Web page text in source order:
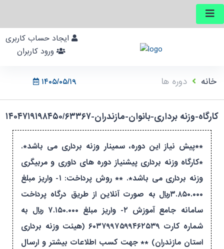
۱۴۰۵/۰۵/۱۹ خانه دوره ها
کارگاه-وزنه برداری-بانوان-مازندران-۱۴۰۴۷۱۹۱۹۸۴۵۰/۶۳۳۶۷
**پیش نیاز این دوره، سمینار وزنه برداری می باشد*.
*کارگاه وزنه برداری پیشنیاز دوره های داوری و مربیگری
وزنه برداری می باشد*. ** روش پرداخت: ۱- واریز مبلغ
۳.۸۵۰.۰۰۰ریال به صورت آنلاین از طریق درگاه پرداخت
سامانه جامع آموزش ۲- واریز مبلغ ۷.۱۵۰.۰۰۰ ریال به
شماره کارت ۶۰۳۷۹۹۷۵۹۹۴۶۲۵۳۹ (هیئت وزنه برداری
استان مازندران) ** جهت کسب اطلاعات بیشتر و ارسال